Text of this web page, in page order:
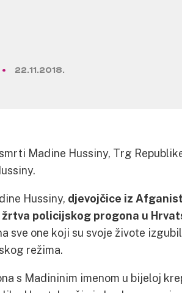
22.11.2018.
Madine Hussiny, Trg
Hussiny, djevojčice iz
policijskog progona u
sve one koji su svoje živote
režima.
s Madininim imenom u bijeloj